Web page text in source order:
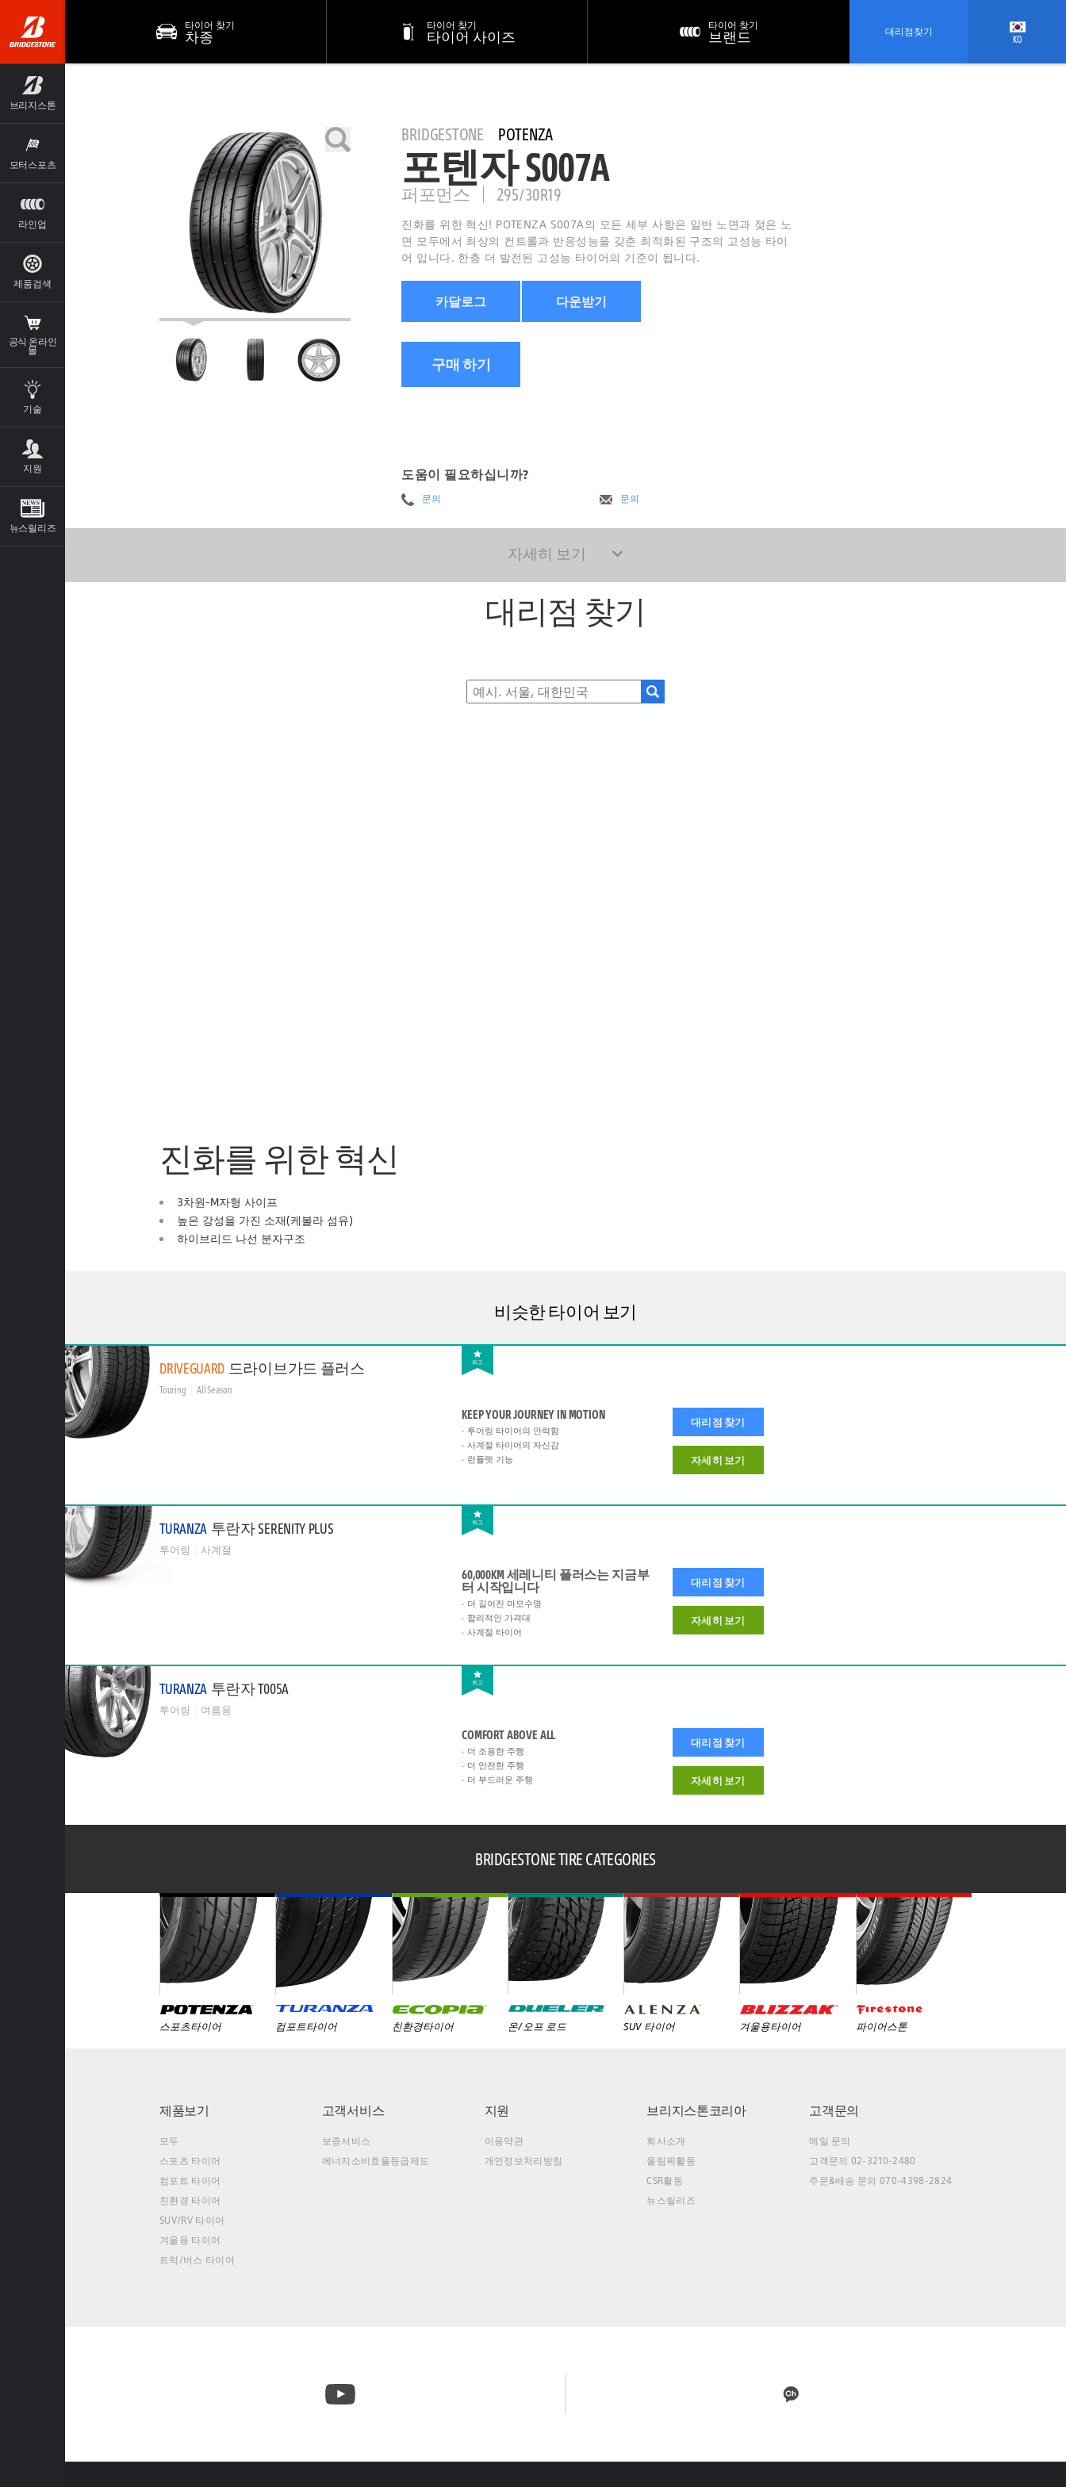
브리지스톤
모터스포츠
라인업
제품검색
공식 온라인
몰
기술
지원
뉴스릴리즈
타이어 찾기
차종
타이어 찾기
타이어 사이즈
타이어 찾기
브랜드 대리점찾기
KO
BRIDGESTONE POTENZA
포텐자 S007A
퍼포먼스 295/30R19
진화를 위한 혁신! POTENZA S007A의 모든 세부 사항은 일반 노면과 젖은 노
면 모두에서 최상의 컨트롤과 반응성능을 갖춘 최적화된 구조의 고성능 타이
어 입니다. 한층 더 발전된 고성능 타이어의 기준이 됩니다.
카달로그 다운받기
구매 하기
도움이 필요하십니까?
문의 문의
자세히 보기
대리점 찾기
진화를 위한 혁신
3차원-M자형 사이프
높은 강성을 가진 소재(케볼라 섬유)
하이브리드 나선 분자구조
비슷한 타이어 보기
최고
DRIVEGUARD 드라이브가드 플러스
Touring All Season
KEEP YOUR JOURNEY IN MOTION
투어링 타이어의 안락함
사계절 타이어의 자신감
런플랫 기능
대리점 찾기
자세히 보기
최고
TURANZA 투란자 SERENITY PLUS
투어링 사계절
60,000KM 세레니티 플러스는 지금부
터 시작입니다
더 길어진 마모수명
합리적인 가격대
사계절 타이어
대리점 찾기
자세히 보기
최고
TURANZA 투란자 T005A
투어링 여름용
COMFORT ABOVE ALL
더 조용한 주행
더 안전한 주행
더 부드러운 주행
대리점 찾기
자세히 보기
BRIDGESTONE TIRE CATEGORIES
스포츠타이어 컴포트타이어 친환경타이어 온/오프 로드 SUV 타이어 겨울용타이어 파이어스톤
제품보기
모두
스포츠 타이어
컴포트 타이어
친환경 타이어
SUV/RV 타이어
겨울용 타이어
트럭/버스 타이어
고객서비스
보증서비스
에너지소비효율등급제도
지원
이용약관
개인정보처리방침
브리지스톤코리아
회사소개
올림픽활동
CSR활동
뉴스릴리즈
고객문의
메일 문의
고객문의 02-3210-2480
주문&배송 문의 070-4398-2824